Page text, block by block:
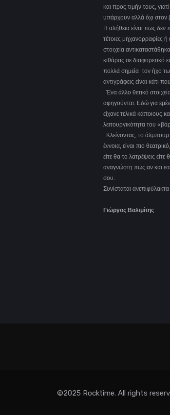
και προς τιμήν τους,
υπάρχουν αλλά όχι στον
Η αλήθεια είναι πως δεν
τέτοιες μηχανορραφίες
στοιχεία
κιθάρας σε διαφορετικό
πολλά σημεία τον ήχο
αντιγράφεις είναι κάτι
Ένα άλλο θετικό
αφηγούνται. Εδώ για
είχανε τελικά κάποιους
λειτουργικότητα του
Κλείνοντας, το άλμπουμ
έννοια, είναι πιο
είτε θα το λατρέψεις
αναγνώστη πως αν και
σου.
Συνίσταται
Γιώργος Βαλιμίτης
©2025 Rocktime. All rights